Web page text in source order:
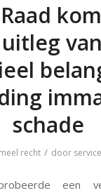
schade
recht / door
een